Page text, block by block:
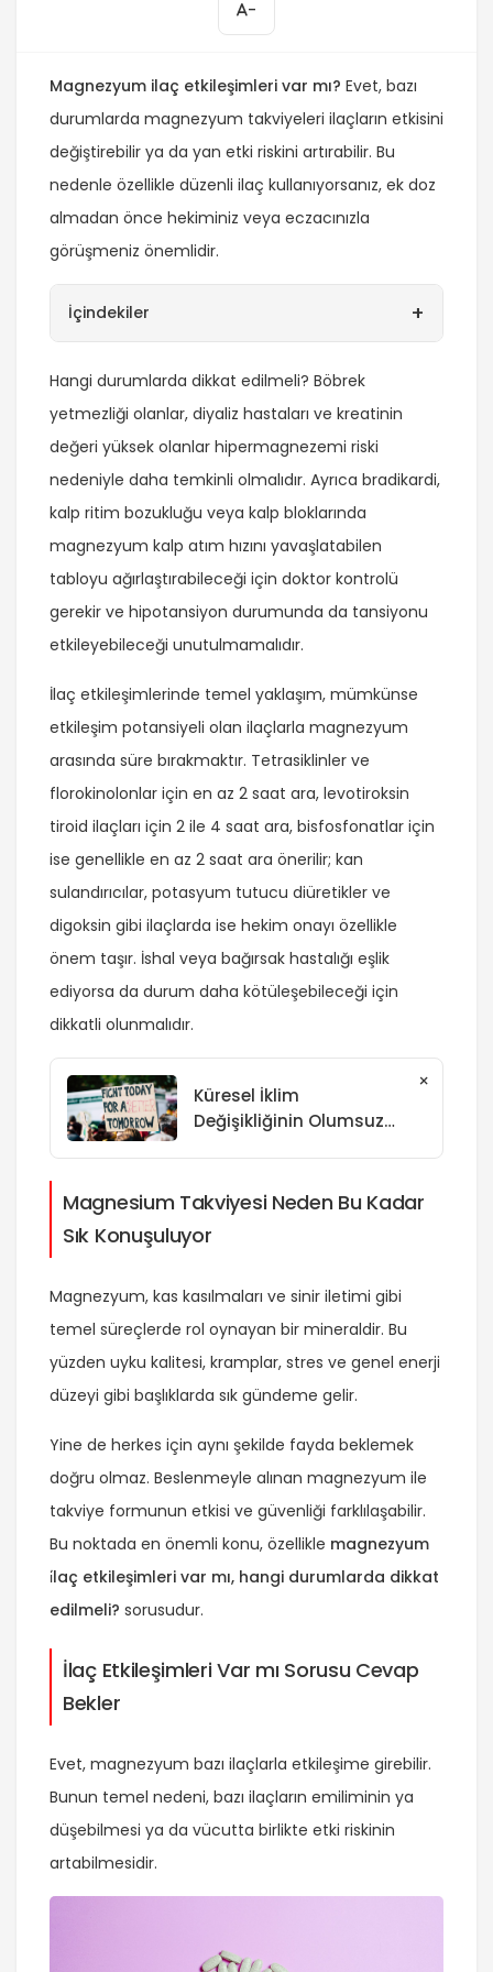
-
Magnezyum ilaç etkileşimleri var mı? Evet, bazı
durumlarda magnezyum takviyeleri ilaçların etkisini
değiştirebilir ya da yan etki riskini artırabilir. Bu
nedenle özellikle düzenli ilaç kullanıyorsanız, ek doz
almadan önce hekiminiz veya eczacınızla
görüşmeniz önemlidir.
İçindekiler +
Hangi durumlarda dikkat edilmeli? Böbrek
yetmezliği olanlar, diyaliz hastaları ve kreatinin
değeri yüksek olanlar hipermagnezemi riski
nedeniyle daha temkinli olmalıdır. Ayrıca bradikardi,
kalp ritim bozukluğu veya kalp bloklarında
magnezyum kalp atım hızını yavaşlatabilen
tabloyu ağırlaştırabileceği için doktor kontrolü
gerekir ve hipotansiyon durumunda da tansiyonu
etkileyebileceği unutulmamalıdır.
İlaç etkileşimlerinde temel yaklaşım, mümkünse
etkileşim potansiyeli olan ilaçlarla magnezyum
arasında süre bırakmaktır. Tetrasiklinler ve
florokinolonlar için en az 2 saat ara, levotiroksin
tiroid ilaçları için 2 ile 4 saat ara, bisfosfonatlar için
ise genellikle en az 2 saat ara önerilir; kan
sulandırıcılar, potasyum tutucu diüretikler ve
digoksin gibi ilaçlarda ise hekim onayı özellikle
önem taşır. İshal veya bağırsak hastalığı eşlik
ediyorsa da durum daha kötüleşebileceği için
dikkatli olunmalıdır.
Küresel İklim
Değişikliğinin Olumsuz
×
Magnesium Takviyesi Neden Bu Kadar
Sık Konuşuluyor
Magnezyum, kas kasılmaları ve sinir iletimi gibi
temel süreçlerde rol oynayan bir mineraldir. Bu
yüzden uyku kalitesi, kramplar, stres ve genel enerji
düzeyi gibi başlıklarda sık gündeme gelir.
Yine de herkes için aynı şekilde fayda beklemek
doğru olmaz. Beslenmeyle alınan magnezyum ile
takviye formunun etkisi ve güvenliği farklılaşabilir.
Bu noktada en önemli konu, özellikle magnezyum
i̇laç etkileşimleri var mı, hangi durumlarda dikkat
edilmeli? sorusudur.
İlaç Etkileşimleri Var mı Sorusu Cevap
Bekler
Evet, magnezyum bazı ilaçlarla etkileşime girebilir.
Bunun temel nedeni, bazı ilaçların emiliminin ya
düşebilmesi ya da vücutta birlikte etki riskinin
artabilmesidir.